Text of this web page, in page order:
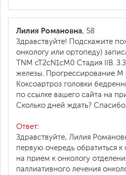
Лилия Романовна, 58
Здравствуйте! Подскажите
онкологу или ортопеду)
TNM cT2cN1cM0 Стадия IIB.
железы. Прогрессирование М
Коксоартроз головки
по ссылке вашего сайта на
Сколько дней ждать?
Ответ:
Здравствуйте, Лилия
первую очередь обратиться к
на прием к онкологу
паллиативного лечения